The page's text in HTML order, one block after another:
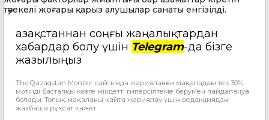
тәуекелі жоғары қарыз алушылар санаты енгізілді.
Қазақстаннан соңғы жаңалықтардан
хабардар болу үшін Telegram-да бізге
жазылыңыз
The Qazaqstan Monitor сайтында жарияланған мақаладағы тек 30%
мәтінді бастапқы көзге міндетті гиперсілтеме берумен пайдалануға
болады. Толық мақаланы қайта жариялау үшін редакциядан
жазбаша рұқсат қажет.